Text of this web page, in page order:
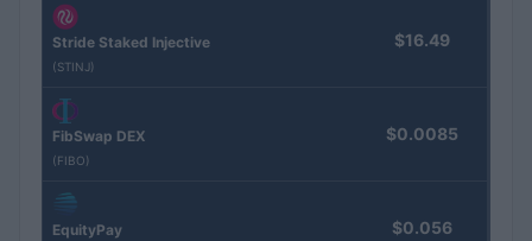
Stride Staked Injective
(STINJ)
$16.49
FibSwap DEX
(FIBO)
$0.0085
EquityPay $0.056